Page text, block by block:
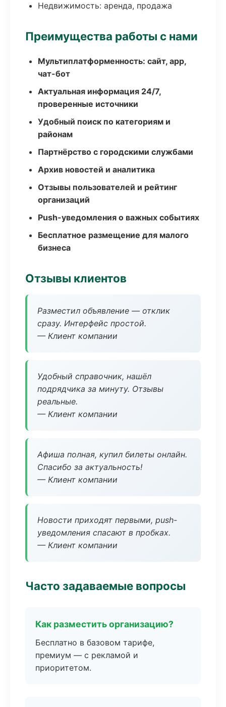
Недвижимость: аренда, продажа
Преимущества работы с нами
Мультиплатформенность: сайт, app,
чат-бот
Актуальная информация 24/7,
проверенные источники
Удобный поиск по категориям и
районам
Партнёрство с городскими службами
Архив новостей и аналитика
Отзывы пользователей и рейтинг
организаций
Push-уведомления о важных событиях
Бесплатное размещение для малого
бизнеса
Отзывы клиентов
Разместил объявление — отклик
сразу. Интерфейс простой.
— Клиент компании
Удобный справочник, нашёл
подрядчика за минуту. Отзывы
реальные.
— Клиент компании
Афиша полная, купил билеты онлайн.
Спасибо за актуальность!
— Клиент компании
Новости приходят первыми, push-
уведомления спасают в пробках.
— Клиент компании
Часто задаваемые вопросы
Как разместить организацию?
Бесплатно в базовом тарифе,
премиум — с рекламой и
приоритетом.